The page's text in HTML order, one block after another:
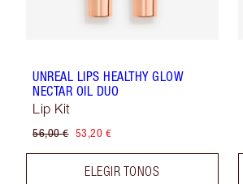
UNREAL LIPS HEALTHY GLOW
NECTAR OIL DUO
Lip Kit
56,00 € 53,20 €
ELEGIR TONOS